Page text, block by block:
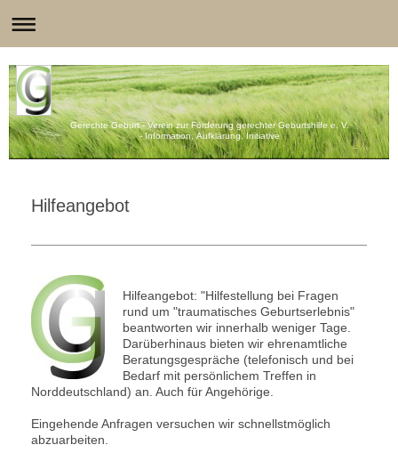
Gerechte Geburt - Verein zur Förderung gerechter Geburtshilfe e. V.
- Information, Aufklärung, Initiative
Hilfeangebot
Hilfeangebot: "Hilfestellung bei Fragen
rund um "traumatisches Geburtserlebnis"
beantworten wir innerhalb weniger Tage.
Darüberhinaus bieten wir ehrenamtliche
Beratungsgespräche (telefonisch und bei
Bedarf mit persönlichem Treffen in
Norddeutschland) an. Auch für Angehörige.
Eingehende Anfragen versuchen wir schnellstmöglich
abzuarbeiten.